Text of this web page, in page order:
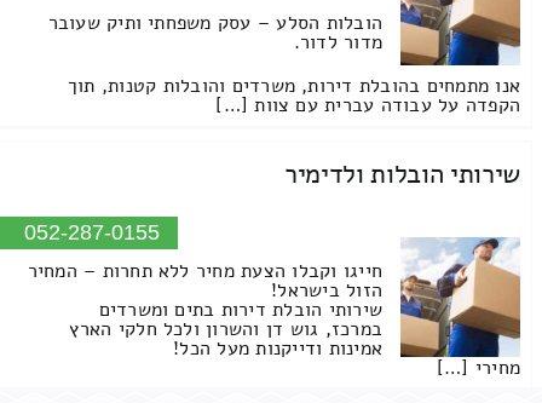
הובלות הסלע – עסק משפחתי ותיק שעובר
מדור לדור.
אנו מתמחים בהובלת דירות, משרדים והובלות קטנות, תוך
הקפדה על עבודה עברית עם צוות […]
שירותי הובלות ולדימיר
052-287-0155
חייגו וקבלו הצעת מחיר ללא תחרות – המחיר
הזול בישראל!
שירותי הובלת דירות בתים ומשרדים
במרכז, גוש דן והשרון ולכל חלקי הארץ
אמינות ודייקנות מעל הכל!
מחירי […]